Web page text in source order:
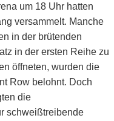
um 18 Uhr hatten
versammelt. Manche
in der brütenden
in der ersten Reihe zu
öffneten, wurden die
Row belohnt. Doch
die
schweißtreibende